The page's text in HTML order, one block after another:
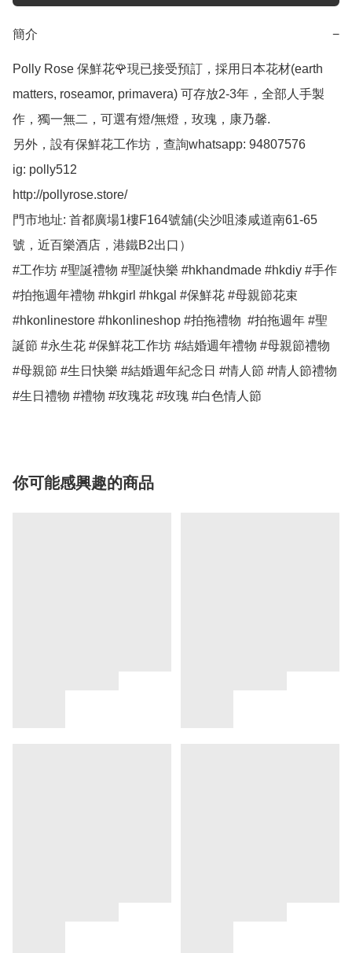
簡介 −
Polly Rose 保鮮花🌹現已接受預訂，採用日本花材(earth
matters, roseamor, primavera) 可存放2-3年，全部人手製
作，獨一無二，可選有燈/無燈，玫瑰，康乃馨.
另外，設有保鮮花工作坊，查詢whatsapp: 94807576
ig: polly512
http://pollyrose.store/
門市地址: 首都廣場1樓F164號舖(尖沙咀漆咸道南61-65
號，近百樂酒店，港鐵B2出口）
#工作坊 #聖誕禮物 #聖誕快樂 #hkhandmade #hkdiy #手作
#拍拖週年禮物 #hkgirl #hkgal #保鮮花 #母親節花束
#hkonlinestore #hkonlineshop #拍拖禮物  #拍拖週年 #聖
誕節 #永生花 #保鮮花工作坊 #結婚週年禮物 #母親節禮物
#母親節 #生日快樂 #結婚週年紀念日 #情人節 #情人節禮物
#生日禮物 #禮物 #玫瑰花 #玫瑰 #白色情人節
你可能感興趣的商品